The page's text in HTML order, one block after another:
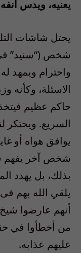
يعنيه، ويدس
يحتل شاشات
شخص (“سنيد” فى
واحترام ويمهد
الاسئلة، وكأنه
حاكم عظيم فيتخذ
السريع. ويحتكر
يوافق هواه أو
شخص آخر يفهم
بذلك، بل يهدد
يلقي الله بهم
أنهم عارضوا
من أخطأوا في
عليهم عذابه.